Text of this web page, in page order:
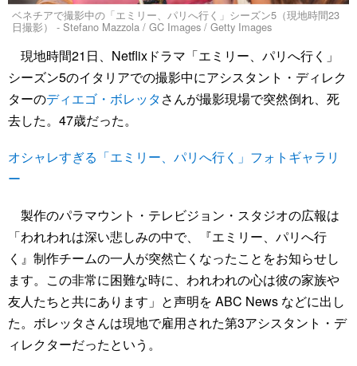
ベネチアで撮影中の「エミリー、パリへ行く」シーズン5（現地時間23
日撮影） - Stefano Mazzola / GC Images / Getty Images
現地時間21日、Netflixドラマ「エミリー、パリへ行く」
シーズン5のイタリアでの撮影中にアシスタント・ディレク
ターのディエゴ・ボレッタさんが撮影現場で突然倒れ、死
去した。47歳だった。
オシャレすぎる「エミリー、パリへ行く」フォトギャラリ
ー
製作のパラマウント・テレビジョン・スタジオの広報は
「われわれは深い悲しみの中で、『エミリー、パリへ行
く』制作チームの一人が突然亡くなったことをお知らせし
ます。この非常に困難な時に、われわれの心は彼の家族や
友人たちと共にあります」と声明を ABC News などに出し
た。ボレッタさんは現地で雇用された第3アシスタント・デ
ィレクターだったという。